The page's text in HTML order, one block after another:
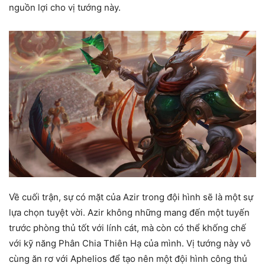
nguồn lợi cho vị tướng này.
Về cuối trận, sự có mặt của Azir trong đội hình sẽ là một sự
lựa chọn tuyệt vời. Azir không những mang đến một tuyến
trước phòng thủ tốt với lính cát, mà còn có thể khống chế
với kỹ năng Phân Chia Thiên Hạ của mình. Vị tướng này vô
cùng ăn rơ với Aphelios để tạo nên một đội hình công thủ